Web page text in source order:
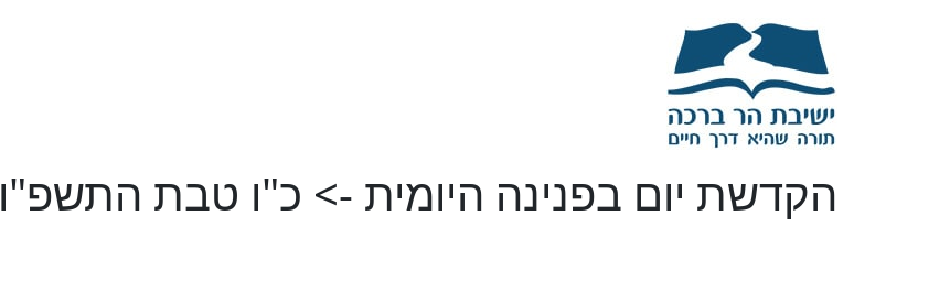
הקדשת יום בפנינה היומית -> כ"ו טבת התשפ"ו